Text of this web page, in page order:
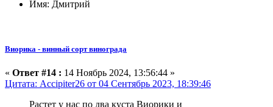
Имя: Дмитрий
Виорика - винный сорт винограда
« Ответ #14 : 14 Ноябрь 2024, 13:56:44 »
Цитата: Accipiter26 от 04 Сентябрь 2023, 18:39:46
Растет у нас по два куста Виорики и